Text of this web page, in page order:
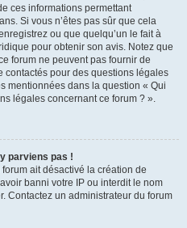
ces informations permettant
Si vous n’êtes pas sûr que cela
ou que quelqu’un le fait à
pour obtenir son avis. Notez que
forum ne peuvent pas fournir de
contactés pour des questions légales
mentionnées dans la question « Qui
légales concernant ce forum ? ».
parviens pas !
forum ait désactivé la création de
banni votre IP ou interdit le nom
Contactez un administrateur du forum